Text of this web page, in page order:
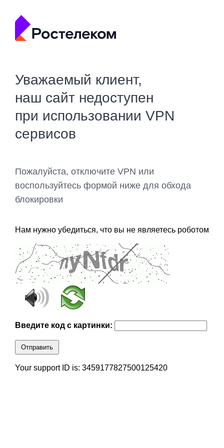
Уважаемый клиент,
наш сайт недоступен
при использовании VPN
сервисов
Пожалуйста, отключите VPN или
воспользуйтесь формой ниже для обхода
блокировки
Нам нужно убедиться, что вы не являетесь роботом
Введите код с картинки:
Отправить
Your support ID is: 3459177827500125420